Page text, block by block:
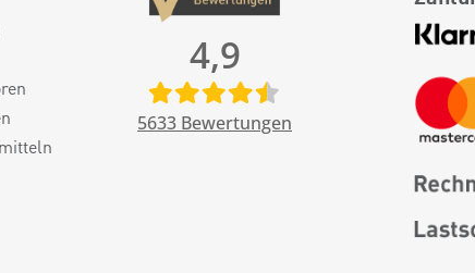
4,9
5633 Bewertungen